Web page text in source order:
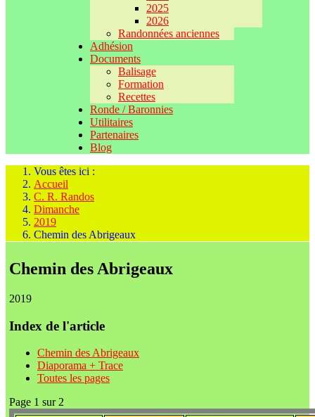
2025
2026
Randonnées anciennes
Adhésion
Documents
Balisage
Formation
Recettes
Ronde / Baronnies
Utilitaires
Partenaires
Blog
Vous êtes ici :
Accueil
C. R. Randos
Dimanche
2019
Chemin des Abrigeaux
Chemin des Abrigeaux
2019
Index de l'article
Chemin des Abrigeaux
Diaporama + Trace
Toutes les pages
Page 1 sur 2